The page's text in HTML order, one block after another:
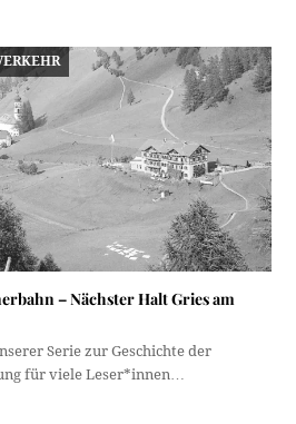
– Nächster Halt Gries am
Serie zur Geschichte der
für viele Leser*innen…